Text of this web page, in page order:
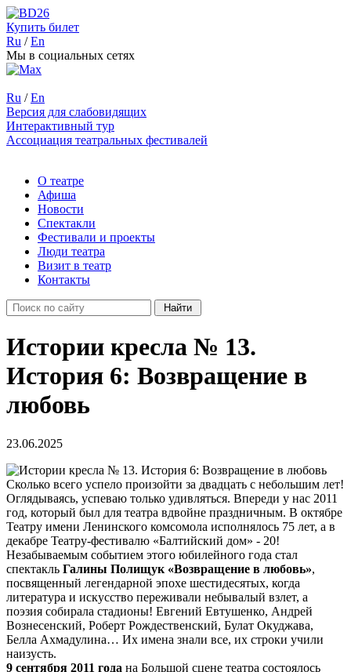
Купить билет
Ru /En
Мы в социальных сетях
Ru / En
Версия для слабовидящих
Интерактивный тур
Ассоциация театральных фестивалей
О театре
Афиша
Новости
Спектакли
Фестивали и проекты
Люди театра
Визит в театр
Контакты
Истории кресла № 13.
История 6: Возвращение в
любовь
23.06.2025
Сколько всего успело произойти за двадцать с небольшим лет!
Оглядываясь, успеваю только удивляться. Впереди у нас 2011
год, который был для театра вдвойне праздничным. В октябре
Театру имени Ленинского комсомола исполнялось 75 лет, а в
декабре Театру-фестивалю «Балтийский дом» - 20!
Незабываемым событием этого юбилейного года стал
спектакль Галины Полищук «Возвращение в любовь»,
посвященный легендарной эпохе шестидесятых, когда
литература и искусство переживали небывалый взлет, а
поэзия собирала стадионы! Евгений Евтушенко, Андрей
Вознесенский, Роберт Рождественский, Булат Окуджава,
Белла Ахмадулина… Их имена знали все, их строки учили
наизусть.
9 сентября 2011 года на Большой сцене театра состоялось